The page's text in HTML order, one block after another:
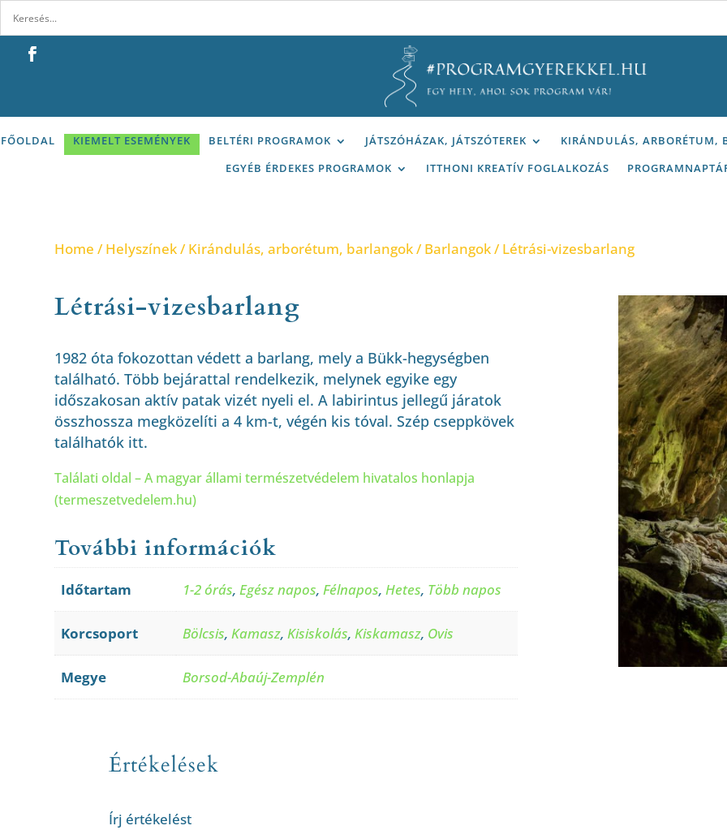
FŐOLDAL KIEMELT ESEMÉNYEK BELTÉRI PROGRAMOK JÁTSZÓHÁZAK, JÁTSZÓTEREK KIRÁNDULÁS, ARBORÉTUM,
EGYÉB ÉRDEKES PROGRAMOK
ITTHONI KREATÍV FOGLALKOZÁS
Home /Helyszínek/Kirándulás, arborétum, barlangok/Barlangok/ Létrási-vizesbarlang
Létrási-vizesbarlang
1982 óta fokozottan védett a barlang, mely a Bükk-hegységben
található. Több bejárattal rendelkezik, melynek egyike egy
időszakosan aktív patak vizét nyeli el. A labirintus jellegű járatok
összhossza megközelíti a 4 km-t, végén kis tóval. Szép cseppkövek
találhatók itt.
Találati oldal – A magyar állami természetvédelem hivatalos honlapja
(termeszetvedelem.hu)
További információk
Időtartam 1-2 órás, Egész napos, Félnapos, Hetes, Több napos
Korcsoport Bölcsis, Kamasz, Kisiskolás, Kiskamasz, Ovis
Megye Borsod-Abaúj-Zemplén
Értékelések
Írj értékelést